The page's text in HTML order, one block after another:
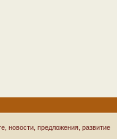
новости, предложения, развитие